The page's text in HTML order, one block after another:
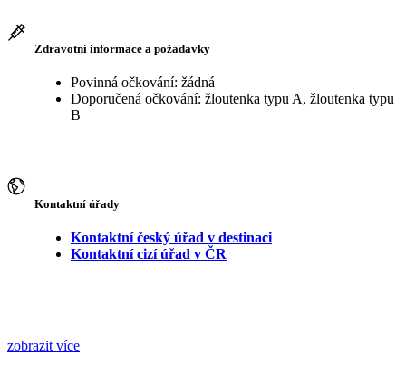
Zdravotní informace a požadavky
Povinná očkování: žádná
Doporučená očkování: žloutenka typu A, žloutenka typu
B
Kontaktní úřady
Kontaktní český úřad v destinaci
Kontaktní cizí úřad v ČR
zobrazit více